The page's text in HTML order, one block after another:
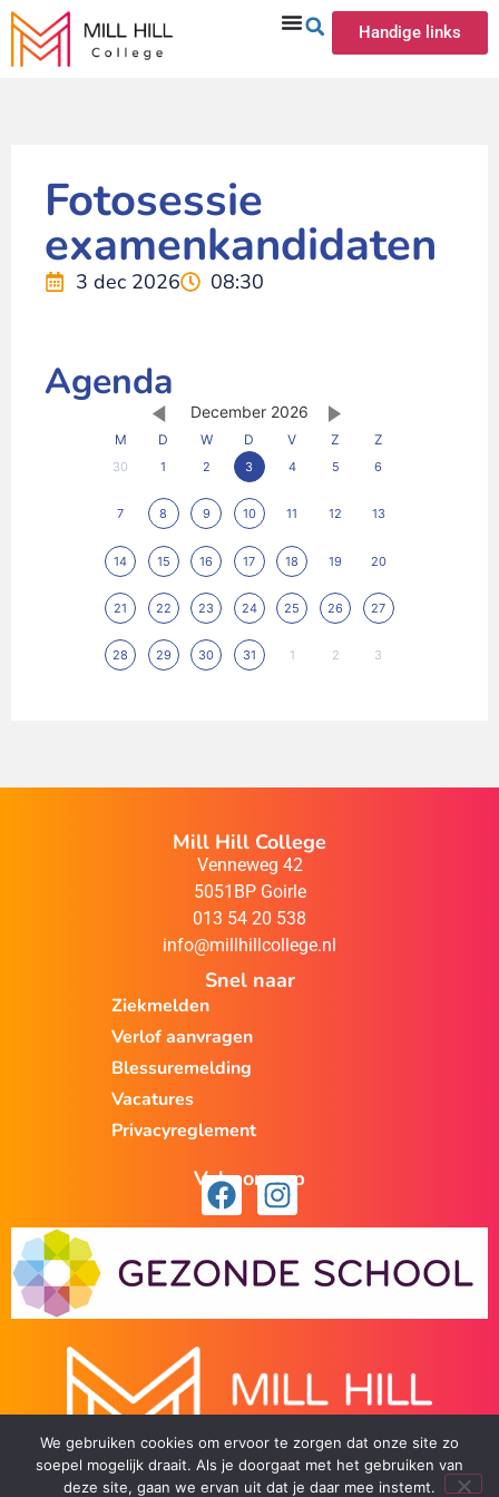
Handige links
Fotosessie
examenkandidaten
3 dec 2026 08:30
Agenda
December 2026
M D W D V Z Z
30 1 2 3 4 5 6
7 8 9 10 11 12 13
14 15 16 17 18 19 20
21 22 23 24 25 26 27
28 29 30 31 1 2 3
Mill Hill College
Venneweg 42
5051BP Goirle
013 54 20 538
info@millhillcollege.nl
Snel naar
Ziekmelden
Verlof aanvragen
Blessuremelding
Vacatures
Privacyreglement
Volg ons op
We gebruiken cookies om ervoor te zorgen dat onze site zo
soepel mogelijk draait. Als je doorgaat met het gebruiken van
deze site, gaan we ervan uit dat je daar mee instemt.